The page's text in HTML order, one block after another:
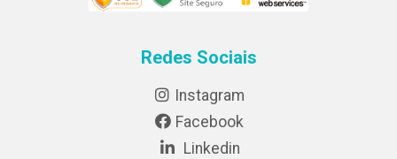
Redes Sociais
Instagram
Facebook
Linkedin